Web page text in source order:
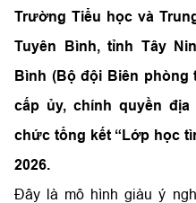
Trường Tiểu học và
Tuyên Bình, tỉnh Tây
Bình (Bộ đội Biên
cấp ủy, chính quyền
chức tổng kết “Lớp học
2026.
Đây là mô hình giàu ý